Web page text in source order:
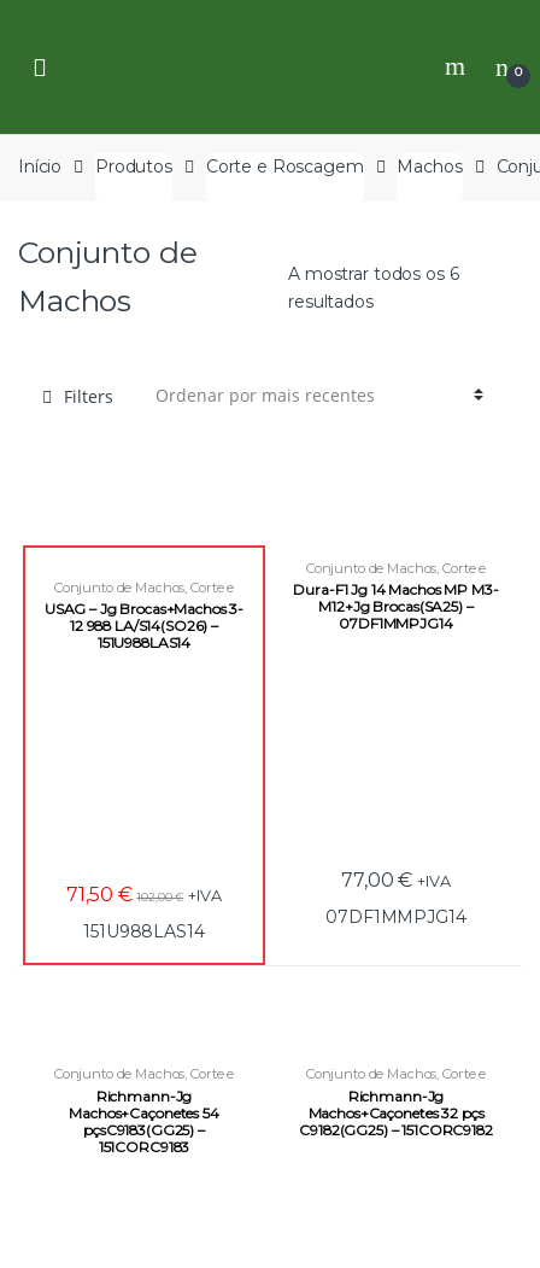
navigation
content
0
Início Produtos Corte e Roscagem Machos
Conjunto de
Machos
A mostrar todos os 6
resultados
Filters
Conjunto de Machos ,Corte e
Roscagem Machos
USAG – Jg Brocas+Machos 3-
12 988 LA/S14(SO26) –
151U988LAS14
71,50 € 102,00€ +IVA
151U988LAS14
Conjunto de Machos ,Corte e
Roscagem, Machos
Dura-F1 Jg 14 Machos MP M3-
M12+Jg Brocas(SA25) –
07DF1MMPJG14
77,00€ +IVA
07DF1MMPJG14
Conjunto de Machos,Corte e
Roscagem Machos
Richmann-Jg
Machos+Caçonetes 54
pçsC9183(GG25) –
151CORC9183
Conjunto de Machos,Corte e
Roscagem Machos
Richmann-Jg
Machos+Caçonetes 32 pçs
C9182(GG25) – 151CORC9182